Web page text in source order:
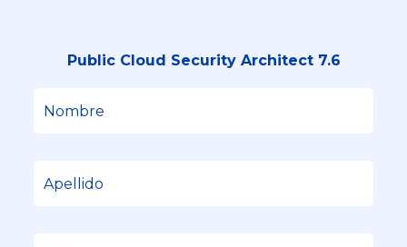
Public Cloud Security Architect 7.6